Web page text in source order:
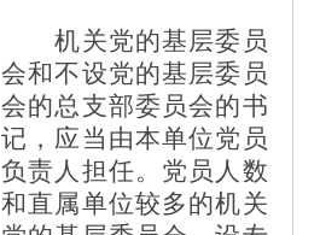
机关党的基层委员
会和不设党的基层委员
会的总支部委员会的书
记，应当由本单位党员
负责人担任。党员人数
和直属单位较多的机关